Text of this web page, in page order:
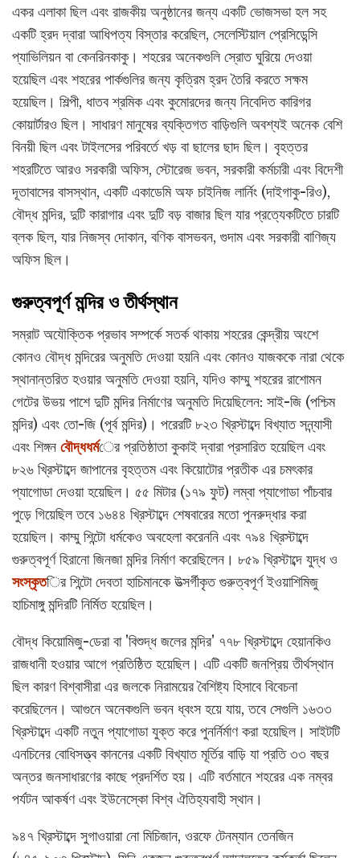
একর এলাকা ছিল এবং রাজকীয় অনুষ্ঠানের জন্য একটি ভোজসভা হল সহ
একটি হ্রদ দ্বারা আধিপত্য বিস্তার করেছিল, সেলেস্টিয়াল প্রেসিডেন্সি
প্যাভিলিয়ন বা কেনরিনকাকু। শহরের অনেকগুলি স্রোত ঘুরিয়ে দেওয়া
হয়েছিল এবং শহরের পার্কগুলির জন্য কৃত্রিম হ্রদ তৈরি করতে সক্ষম
হয়েছিল। শিল্পী, ধাতব শ্রমিক এবং কুমোরদের জন্য নিবেদিত কারিগর
কোয়ার্টারও ছিল। সাধারণ মানুষের ব্যক্তিগত বাড়িগুলি অবশ্যই অনেক বেশি
বিনয়ী ছিল এবং টাইলসের পরিবর্তে খড় বা ছালের ছাদ ছিল। বৃহত্তর
শহরটিতে আরও সরকারী অফিস, স্টোরেজ ভবন, সরকারী কর্মচারী এবং বিদেশী
দূতাবাসের বাসস্থান, একটি একাডেমি অফ চাইনিজ লার্নিং (দাইগাকু-রিও),
বৌদ্ধ মন্দির, দুটি কারাগার এবং দুটি বড় বাজার ছিল যার প্রত্যেকটিতে চারটি
ব্লক ছিল, যার নিজস্ব দোকান, বণিক বাসভবন, গুদাম এবং সরকারী বাণিজ্য
অফিস ছিল।
গুরুত্বপূর্ণ মন্দির ও তীর্থস্থান
সম্রাট অযৌক্তিক প্রভাব সম্পর্কে সতর্ক থাকায় শহরের কেন্দ্রীয় অংশে
কোনও বৌদ্ধ মন্দিরের অনুমতি দেওয়া হয়নি এবং কোনও যাজককে নারা থেকে
স্থানান্তরিত হওয়ার অনুমতি দেওয়া হয়নি, যদিও কাম্মু শহরের রাশোমন
গেটের উভয় পাশে দুটি মন্দির নির্মাণের অনুমতি দিয়েছিলেন: সাই-জি (পশ্চিম
মন্দির) এবং তো-জি (পূর্ব মন্দির)। পরেরটি ৮২৩ খ্রিস্টাব্দে বিখ্যাত সন্ন্যাসী
এবং শিঙ্গন বৌদ্ধধর্মের প্রতিষ্ঠাতা কুকাই দ্বারা প্রসারিত হয়েছিল এবং
৮২৬ খ্রিস্টাব্দে জাপানের বৃহত্তম এবং কিয়োটোর প্রতীক এর চমৎকার
প্যাগোডা দেওয়া হয়েছিল। ৫৫ মিটার (১৭৯ ফুট) লম্বা প্যাগোডা পাঁচবার
পুড়ে গিয়েছিল তবে ১৬৪৪ খ্রিস্টাব্দে শেষবারের মতো পুনরুদ্ধার করা
হয়েছিল। কাম্মু শিন্টো ধর্মকেও অবহেলা করেননি এবং ৭৯৪ খ্রিস্টাব্দে
গুরুত্বপূর্ণ হিরানো জিনজা মন্দির নির্মাণ করেছিলেন। ৮৫৯ খ্রিস্টাব্দে যুদ্ধ ও
সংস্কৃতির শিন্টো দেবতা হাচিমানকে উত্সর্গীকৃত গুরুত্বপূর্ণ ইওয়াশিমিজু
হাচিমাঙ্গু মন্দিরটি নির্মিত হয়েছিল।
বৌদ্ধ কিয়োমিজু-ডেরা বা 'বিশুদ্ধ জলের মন্দির' ৭৭৮ খ্রিস্টাব্দে হেয়ানকিও
রাজধানী হওয়ার আগে প্রতিষ্ঠিত হয়েছিল। এটি একটি জনপ্রিয় তীর্থস্থান
ছিল কারণ বিশ্বাসীরা এর জলকে নিরাময়ের বৈশিষ্ট্য হিসাবে বিবেচনা
করেছিলেন। আগুনে অনেকগুলি ভবন ধ্বংস হয়ে যায়, তবে সেগুলি ১৬৩৩
খ্রিস্টাব্দে একটি নতুন প্যাগোডা যুক্ত করে পুনর্নির্মাণ করা হয়েছিল। সাইটটি
এনচিনের বোধিসত্ত্ব কাননের একটি বিখ্যাত মূর্তির বাড়ি যা প্রতি ৩৩ বছর
অন্তর জনসাধারণের কাছে প্রদর্শিত হয়। এটি বর্তমানে শহরের এক নম্বর
পর্যটন আকর্ষণ এবং ইউনেস্কো বিশ্ব ঐতিহ্যবাহী স্থান।
৯৪৭ খ্রিস্টাব্দে সুগাওয়ারা নো মিচিজান, ওরফে টেনম্যান তেনজিন